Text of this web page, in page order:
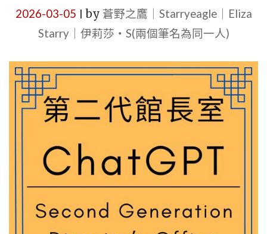
相，
是
夜
市
煙
火
博
物
藏
2026-03-05 by 蒼野之鷹｜Starryeagle｜Eliza
Starry｜伊莉莎・S(兩個筆名為同一人)